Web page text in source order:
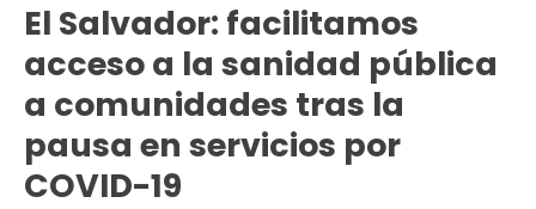
El Salvador: facilitamos
acceso a la sanidad pública
a comunidades tras la
pausa en servicios por
COVID-19